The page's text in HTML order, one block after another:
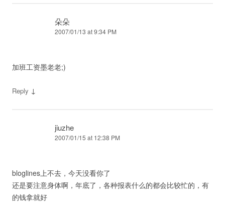
朵朵
2007/01/13 at 9:34 PM
加班工资墨老老;)
Reply ↓
jiuzhe
2007/01/15 at 12:38 PM
bloglines上不去，今天没看你了
还是要注意身体啊，年底了，各种报表什么的都会比较忙的，有
的钱拿就好